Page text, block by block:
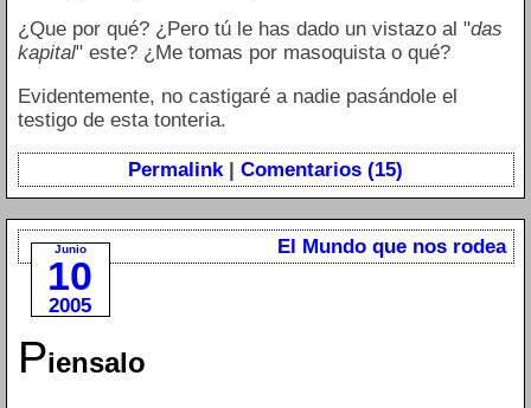
¿Que por qué? ¿Pero tú le has dado un vistazo al "das
kapital" este? ¿Me tomas por masoquista o qué?
Evidentemente, no castigaré a nadie pasándole el
testigo de esta tonteria.
Permalink| Comentarios (15)
Junio
10
2005
El Mundo que nos rodea
Piensalo